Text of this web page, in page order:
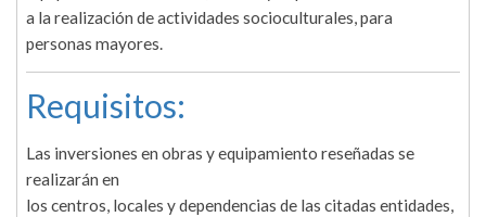
a la realización de actividades socioculturales, para
personas mayores.
Requisitos:
Las inversiones en obras y equipamiento reseñadas se
realizarán en
los centros, locales y dependencias de las citadas entidades,